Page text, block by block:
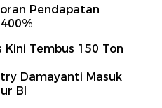
Pendapatan
Kini Tembus 150 Ton
Damayanti Masuk
BI